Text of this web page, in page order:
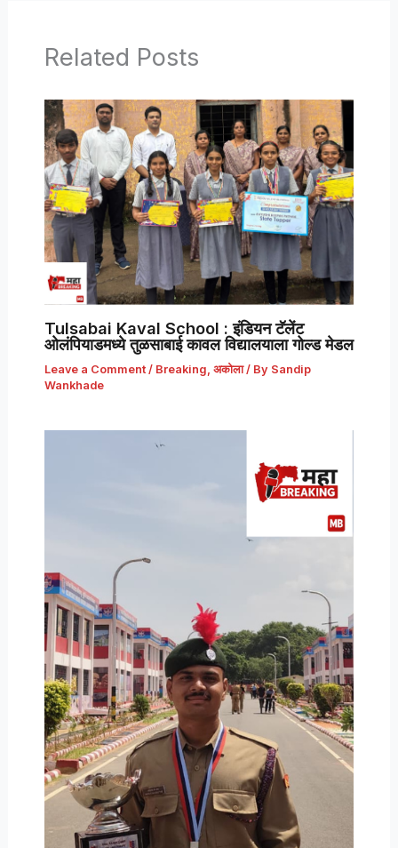
Related Posts
Tulsabai Kaval School : इंडियन टॅलेंट
ओलंपियाडमध्ये तुळसाबाई कावल विद्यालयाला गोल्ड मेडल
Leave a Comment / Breaking अकोला/ By Sandip
Wankhade